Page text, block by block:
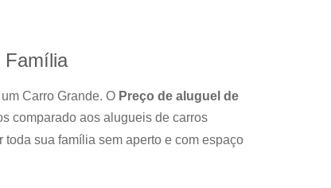
Família
Carro Grande. O Preço de aluguel de
comparado aos alugueis de carros
sua família sem aperto e com espaço